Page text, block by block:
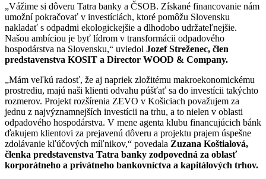
„Vážime si dôveru Tatra banky a ČSOB. Získané financovanie nám
umožní pokračovať v investíciách, ktoré pomôžu Slovensku
nakladať s odpadmi ekologickejšie a dlhodobo udržateľnejšie.
Našou ambíciou je byť lídrom v transformácii odpadového
hospodárstva na Slovensku,“ uviedol Jozef Streženec, člen
predstavenstva KOSIT a Director WOOD & Company.
„Mám veľkú radosť, že aj napriek zložitému makroekonomickému
prostrediu, majú naši klienti odvahu púšťať sa do investícii takýchto
rozmerov. Projekt rozšírenia ZEVO v Košiciach považujem za
jednu z najvýznamnejších investícii na trhu, a to nielen v oblasti
odpadového hospodárstva. V mene agenta klubu financujúcich bánk
ďakujem klientovi za prejavenú dôveru a projektu prajem úspešne
zdolávanie kľúčových míľnikov,“ povedala Zuzana Koštialová,
členka predstavenstva Tatra banky zodpovedná za oblasť
korporátneho a privátneho bankovníctva a kapitálových trhov.